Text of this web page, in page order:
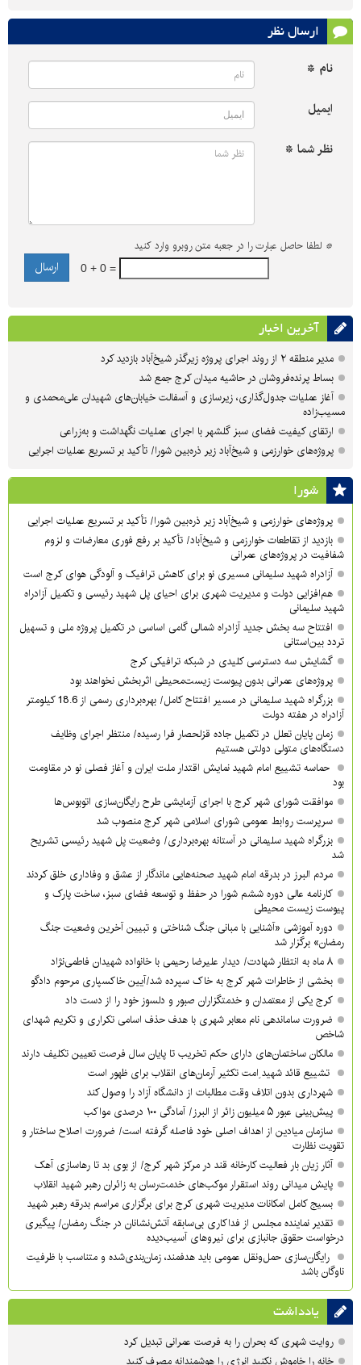
ارسال نظر
نام *
ایمیل
نظر شما *
* لطفا حاصل عبارت را در جعبه متن روبرو وارد کنید
0 + 0 =
آخرین اخبار
مدیر منطقه ۲ از روند اجرای پروژه زیرگذر شیخ‌آباد بازدید کرد
بساط پرنده‌فروشان در حاشیه میدان کرج جمع شد
آغاز عملیات جدول‌گذاری، زیرسازی و آسفالت خیابان‌های شهیدان علی‌محمدی و
مسیب‌زاده
ارتقای کیفیت فضای سبز گلشهر با اجرای عملیات نگهداشت و به‌زراعی
پروژه‌های خوارزمی و شیخ‌آباد زیر ذره‌بین شورا/ تأکید بر تسریع عملیات اجرایی
شورا
پروژه‌های خوارزمی و شیخ‌آباد زیر ذره‌بین شورا/ تأکید بر تسریع عملیات اجرایی
بازدید از تقاطعات خوارزمی و شیخ‌آباد/ تأکید بر رفع فوری معارضات و لزوم
شفافیت در پروژه‌های عمرانی
آزادراه شهید سلیمانی مسیری نو برای کاهش ترافیک و آلودگی هوای کرج است
هم‌افزایی دولت و مدیریت شهری برای احیای پل شهید رئیسی و تکمیل آزادراه
شهید سلیمانی
افتتاح سه بخش جدید آزادراه شمالی گامی اساسی در تکمیل پروژه ملی و تسهیل
تردد بین‌استانی
گشایش سه دسترسی کلیدی در شبکه ترافیکی کرج
پروژه‌های عمرانی بدون پیوست زیست‌محیطی اثربخش نخواهند بود
بزرگراه شهید سلیمانی در مسیر افتتاح کامل/ بهره‌برداری رسمی از 18.6 کیلومتر
آزادراه در هفته دولت
زمان پایان تعلل در تکمیل جاده قزلحصار فرا رسیده/ منتظر اجرای وظایف
دستگاه‌های متولی دولتی هستیم
حماسه تشییع امام شهید نمایش اقتدار ملت ایران و آغاز فصلی نو در مقاومت
بود
موافقت شورای شهر کرج با اجرای آزمایشی طرح رایگان‌سازی اتوبوس‌ها
سرپرست روابط عمومی شورای اسلامی شهر کرج منصوب شد
بزرگراه شهید سلیمانی در آستانه بهره‌برداری/ وضعیت پل شهید رئیسی تشریح
شد
مردم البرز در بدرقه امام شهید صحنه‌هایی ماندگار از عشق و وفاداری خلق کردند
کارنامه عالی دوره ششم شورا در حفظ و توسعه فضای سبز، ساخت پارک و
پیوست زیست محیطی
دوره آموزشی «آشنایی با مبانی جنگ شناختی و تبیین آخرین وضعیت جنگ
رمضان» برگزار شد
۸ ماه به انتظار شهادت/ دیدار علیرضا رحیمی با خانواده شهیدان فاطمی‌نژاد
بخشی از خاطرات شهر کرج به خاک سپرده شد/آیین خاکسپاری مرحوم دادگو
کرج یکی از معتمدان و خدمتگزاران صبور و دلسوز خود را از دست داد
ضرورت ساماندهی نام‌ معابر شهری با هدف حذف اسامی تکراری و تکریم شهدای
شاخص
مالکان ساختمان‌های دارای حکم تخریب تا پایان سال فرصت تعیین تکلیف دارند
تشییع قائد شهید ِامت تکثیر آرمان‌های انقلاب برای ظهور است
شهرداری بدون اتلاف وقت مطالبات از دانشگاه آزاد را وصول کند
پیش‌بینی عبور ۵ میلیون زائر از البرز/ آمادگی ۱۰۰ درصدی مواکب
سازمان میادین از اهداف اصلی خود فاصله گرفته است/ ضرورت اصلاح ساختار و
تقویت نظارت
آثار زیان بار فعالیت کارخانه قند در مرکز شهر کرج/ از بوی بد تا رهاسازی آهک
پایش میدانی روند استقرار موکب‌های خدمت‌رسان به زائران رهبر شهید انقلاب
بسیج کامل امکانات مدیریت شهری کرج برای برگزاری مراسم بدرقه رهبر شهید
تقدیر نماینده مجلس از فداکاری بی‌سابقه آتش‌نشانان در جنگ رمضان/ پیگیری
درخواست حقوق جانبازی برای نیروهای آسیب‌دیده
رایگان‌سازی حمل‌ونقل عمومی باید هدفمند، زمان‌بندی‌شده و متناسب با ظرفیت
ناوگان باشد
یادداشت
روایت شهری که بحران را به فرصت عمرانی تبدیل کرد
خانه را خاموش نکنید انرژی را هوشمندانه مصرف کنید